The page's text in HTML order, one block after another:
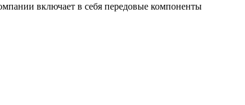
включает в себя передовые компоненты